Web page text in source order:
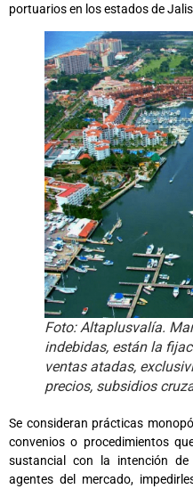
portuarios en los estados de
Foto: Altaplusvalía.
indebidas, están la
ventas atadas,
precios, subsidios
Se consideran prácticas
convenios o procedimientos
sustancial con la intención
agentes del mercado,